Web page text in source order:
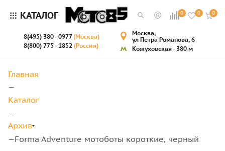
КАТАЛОГ 0 0 0
8(495) 380 - 0977(Москва)
8(800) 775 - 1852 (Россия)
Москва,
ул Петра Романова, 6
Кожуховская - 380 м
Главная
—
Каталог
—
Архив
—Forma Adventure мотоботы короткие, черный